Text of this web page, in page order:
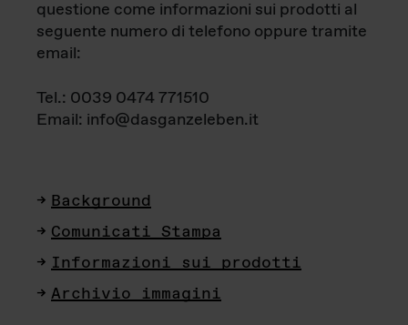
questione come informazioni sui prodotti al
seguente numero di telefono oppure tramite
email:
Tel.: 0039 0474 771510
Email: info@dasganzeleben.it
Background
Comunicati Stampa
Informazioni sui prodotti
Archivio immagini